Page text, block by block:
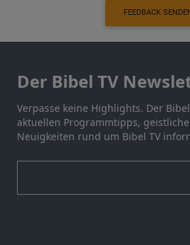
FEEDBACK
Der Bibel TV
Verpasse keine Highlights. Der
aktuellen Programmtipps,
Neuigkeiten rund um Bibel TV